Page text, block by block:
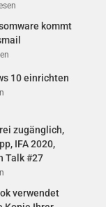
kommt
10 einrichten
zugänglich,
IFA 2020,
Talk #27
verwendet